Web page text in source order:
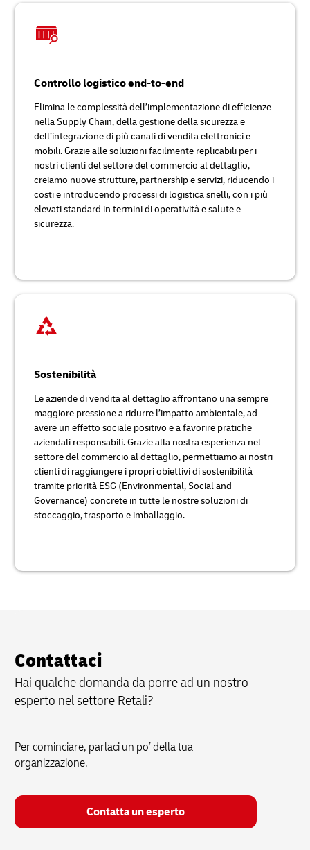
Controllo logistico end-to-end
Elimina le complessità dell’implementazione di efficienze
nella Supply Chain, della gestione della sicurezza e
dell’integrazione di più canali di vendita elettronici e
mobili. Grazie alle soluzioni facilmente replicabili per i
nostri clienti del settore del commercio al dettaglio,
creiamo nuove strutture, partnership e servizi, riducendo i
costi e introducendo processi di logistica snelli, con i più
elevati standard in termini di operatività e salute e
sicurezza.
Sostenibilità
Le aziende di vendita al dettaglio affrontano una sempre
maggiore pressione a ridurre l’impatto ambientale, ad
avere un effetto sociale positivo e a favorire pratiche
aziendali responsabili. Grazie alla nostra esperienza nel
settore del commercio al dettaglio, permettiamo ai nostri
clienti di raggiungere i propri obiettivi di sostenibilità
tramite priorità ESG (Environmental, Social and
Governance) concrete in tutte le nostre soluzioni di
stoccaggio, trasporto e imballaggio.
Contattaci
Hai qualche domanda da porre ad un nostro
esperto nel settore Retali?
Per cominciare, parlaci un po’ della tua
organizzazione.
Contatta un esperto